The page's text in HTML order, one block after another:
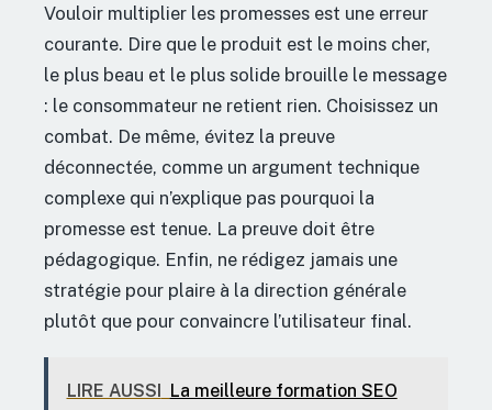
Vouloir multiplier les promesses est une erreur
courante. Dire que le produit est le moins cher,
le plus beau et le plus solide brouille le message
: le consommateur ne retient rien. Choisissez un
combat. De même, évitez la preuve
déconnectée, comme un argument technique
complexe qui n’explique pas pourquoi la
promesse est tenue. La preuve doit être
pédagogique. Enfin, ne rédigez jamais une
stratégie pour plaire à la direction générale
plutôt que pour convaincre l’utilisateur final.
LIRE AUSSI La meilleure formation SEO